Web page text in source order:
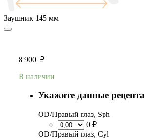
Заушник 145 мм
8 900 ₽
В наличии
Укажите данные рецепта
OD/Правый глаз, Sph
0 ₽
OD/Правый глаз, Cyl